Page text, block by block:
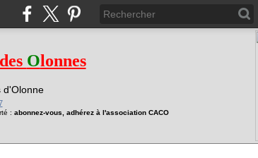
Olonnes
d'Olonne
: abonnez-vous, adhérez à l'association CACO